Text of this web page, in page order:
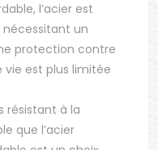
l’acier est
nécessitant un
protection contre
vie est plus limitée
résistant à la
que l’acier